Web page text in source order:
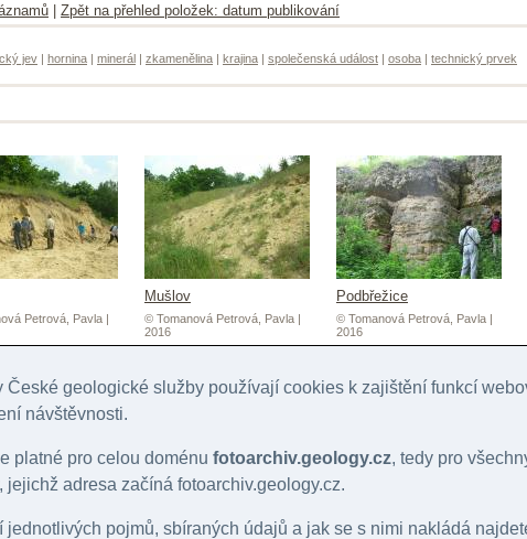
Zpět na přehled položek: datum publikování
jev | hornina | minerál | zkamenělina | krajina | společenská událost | osoba | technický prvek
Petrová, Pavla |
Mušlov
© Tomanová Petrová, Pavla |
2016
Podbřežice
© Tomanová Petrová, Pavla |
2016
České geologické služby používají cookies k zajištění funkcí
návštěvnosti.
platné pro celou doménu fotoarchiv.geology.cz, tedy pro
jejichž adresa začíná fotoarchiv.geology.cz.
jednotlivých pojmů, sbíraných údajů a jak se s nimi nakládá